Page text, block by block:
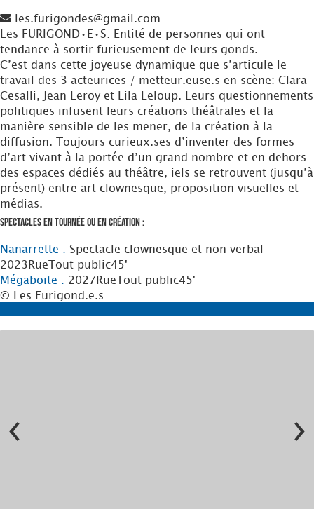
les.furigondes@gmail.com
Les FURIGOND•E•S: Entité de personnes qui ont
tendance à sortir furieusement de leurs gonds.
C’est dans cette joyeuse dynamique que s’articule le
travail des 3 acteurices / metteur.euse.s en scène: Clara
Cesalli, Jean Leroy et Lila Leloup. Leurs questionnements
politiques infusent leurs créations théâtrales et la
manière sensible de les mener, de la création à la
diffusion. Toujours curieux.ses d’inventer des formes
d’art vivant à la portée d’un grand nombre et en dehors
des espaces dédiés au théâtre, iels se retrouvent (jusqu’à
présent) entre art clownesque, proposition visuelles et
médias.
Spectacles en tournée ou en création :
Nanarrette : Spectacle clownesque et non verbal
2023RueTout public45'
Mégaboite : 2027RueTout public45'
© Les Furigond.e.s
‹ ›